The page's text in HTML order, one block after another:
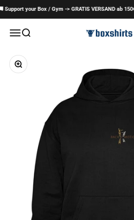
Zum Inhalt springen
your Box / Gym -> GRATIS VERSAND ab 150€!
Navigationsmenü öffnen
Suche öffnen boxshirts
Bild vergrößern